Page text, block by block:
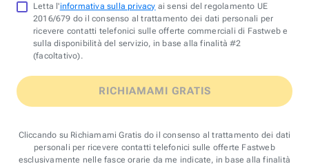
Letta l'informativa sulla privacy ai sensi del regolamento UE
2016/679 do il consenso al trattamento dei dati personali per
ricevere contatti telefonici sulle offerte commerciali di Fastweb e
sulla disponibilità del servizio, in base alla finalità #2
(facoltativo).
RICHIAMAMI GRATIS
Cliccando su Richiamami Gratis do il consenso al trattamento dei dati
personali per ricevere contatti telefonici sulle offerte Fastweb
esclusivamente nelle fasce orarie da me indicate, in base alla finalità